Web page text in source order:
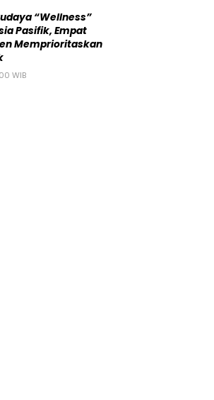
“Wellness”
Pasifik, Empat
Memprioritaskan
WIB